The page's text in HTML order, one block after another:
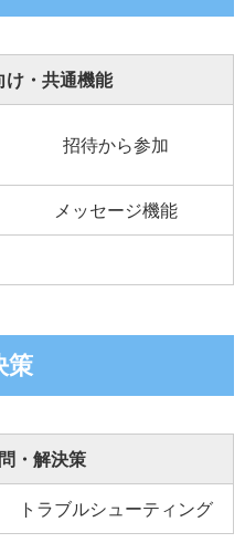
け・共通機能
招待から参加
メッセージ機能
策
・解決策
トラブルシューティング